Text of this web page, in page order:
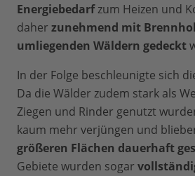
Energiebedarfzum Heizen und
daher zunehmend mit
umliegenden Wäldern gedeckt
In der Folge beschleunigte sich
Da die Wälder zudem stark als
Ziegen und Rinder genutzt
kaum mehr verjüngen und
größeren Flächen dauerhaft
Gebiete wurden sogar